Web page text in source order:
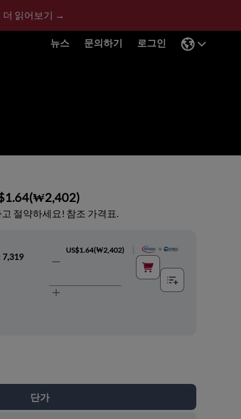
더 읽어보기 →
뉴스 문의하기 로그인
(₩2,402)
절약하세요! 참조 가격표.
7,319
US$1.64(₩2,402)
단가